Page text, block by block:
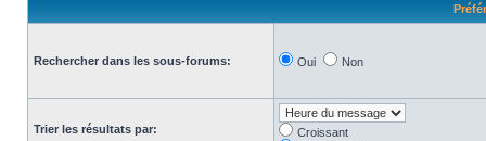
Rechercher dans les sous-forums: Oui Non
Trier les résultats par:
Croissant